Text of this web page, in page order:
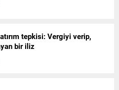
tepkisi: Vergiyi verip,
bir iliz